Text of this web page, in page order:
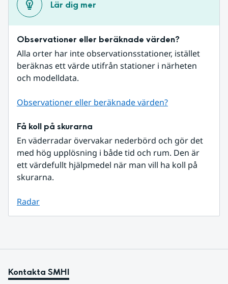
Lär dig mer
Observationer eller beräknade värden?
Alla orter har inte observationsstationer, istället
beräknas ett värde utifrån stationer i närheten
och modelldata.
Observationer eller beräknade värden?
Få koll på skurarna
En väderradar övervakar nederbörd och gör det
med hög upplösning i både tid och rum. Den är
ett värdefullt hjälpmedel när man vill ha koll på
skurarna.
Radar
Kontakta SMHI